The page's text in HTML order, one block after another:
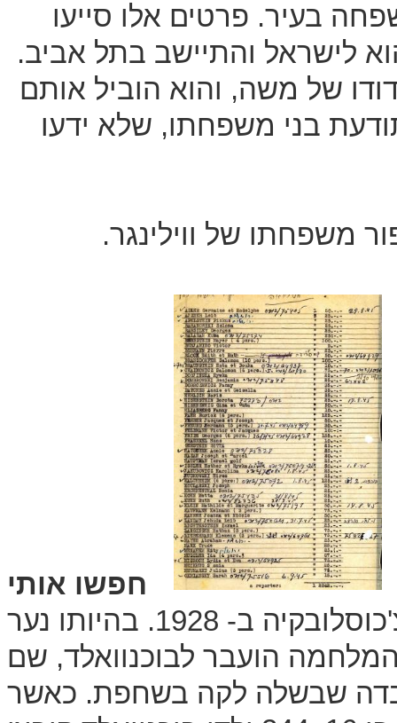
בעיר. פרטים אלו סייעו
לישראל והתיישב בתל אביב.
של משה, והוא הוביל אותם
בני משפחתו, שלא ידעו
משפחתו של ווילינגר.
חפשו אותי
משה ווילינגר נולד באוז'הורוד שבצ'כוסלובקיה ב- 1928. בהיותו נער
הועבר לבוכנוואלד, שם
שבשלה לקה בשחפת. כאשר